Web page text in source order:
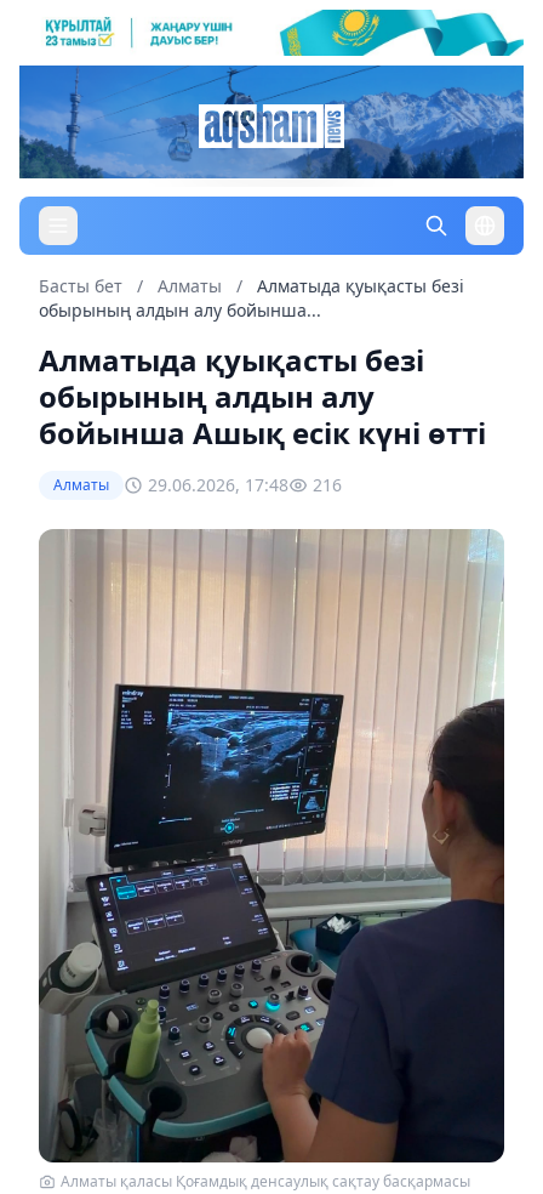
Басты бет / Алматы /
Алматыда қуықасты безі
обырының алдын алу бойынша...
Алматыда қуықасты безі
обырының алдын алу
бойынша Ашық есік күні өтті
Алматы 29.06.2026, 17:48 216
Алматы қаласы Қоғамдық денсаулық сақтау басқармасы